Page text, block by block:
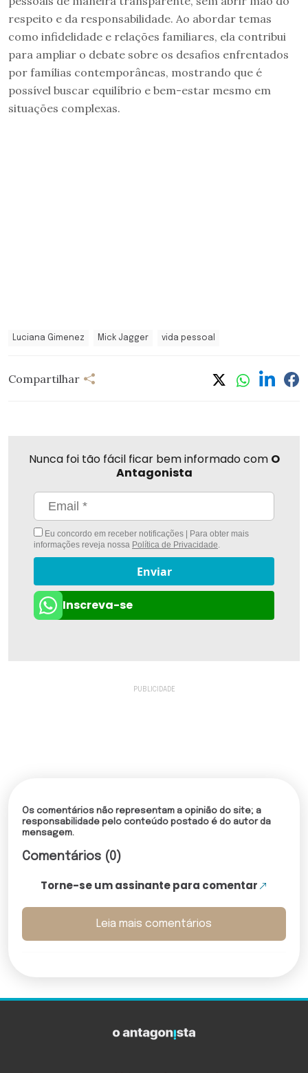
respeito e da responsabilidade. Ao abordar temas
como infidelidade e relações familiares, ela contribui
para ampliar o debate sobre os desafios enfrentados
por famílias contemporâneas, mostrando que é
possível buscar equilíbrio e bem-estar mesmo em
situações complexas.
Luciana Gimenez Mick Jagger vida pessoal
Compartilhar
Nunca foi tão fácil ficar bem informado com O
Antagonista
Eu concordo em receber notificações | Para obter mais
informações reveja nossa Política de Privacidade.
Enviar
Inscreva-se
Os comentários não representam a opinião do site; a
responsabilidade pelo conteúdo postado é do autor da
mensagem.
Comentários (0)
Torne-se um assinante para comentar
Leia mais comentários